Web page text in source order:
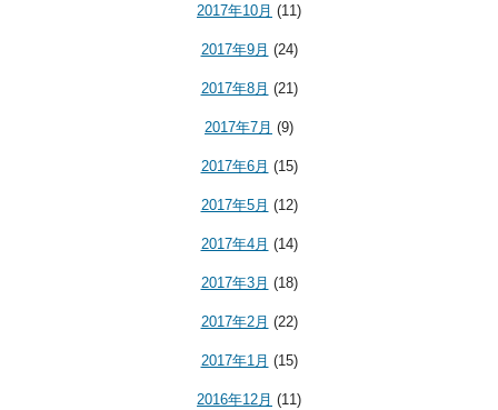
2017年10月 (11)
2017年9月 (24)
2017年8月 (21)
2017年7月 (9)
2017年6月 (15)
2017年5月 (12)
2017年4月 (14)
2017年3月 (18)
2017年2月 (22)
2017年1月 (15)
2016年12月 (11)